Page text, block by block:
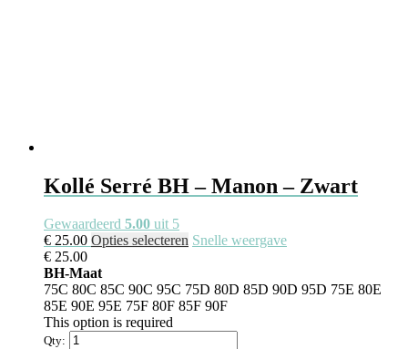
Kollé Serré BH – Manon – Zwart
Gewaardeerd 5.00 uit 5
€ 25.00 Opties selecteren Snelle weergave
€ 25.00
BH-Maat
75C 80C 85C 90C 95C 75D 80D 85D 90D 95D 75E 80E
85E 90E 95E 75F 80F 85F 90F
This option is required
Qty: